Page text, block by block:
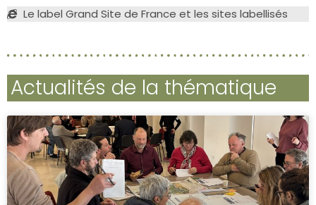
Le label Grand Site de France et les sites labellisés
Actualités de la thématique